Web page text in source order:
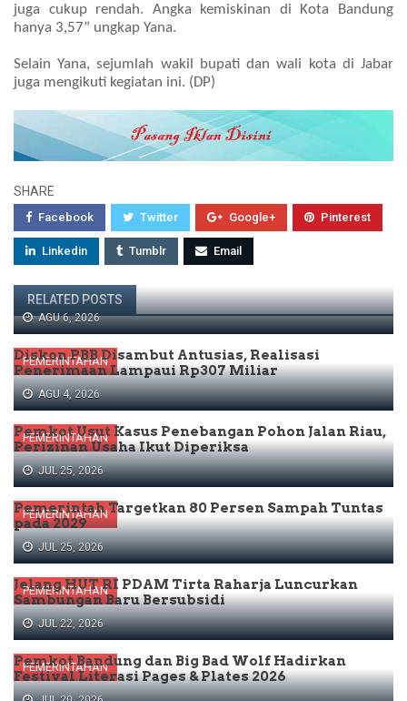
juga cukup rendah. Angka kemiskinan di Kota Bandung
hanya 3,57” ungkap Yana.
Selain Yana, sejumlah wakil bupati dan wali kota di Jabar
juga mengikuti kegiatan ini. (DP)
SHARE
Facebook Twitter Google+ Pinterest
Linkedin Tumblr Email
RELATED POSTS
PEMERINTAHAN
AGU 6, 2026
Diskon PBB Disambut Antusias, Realisasi
Penerimaan Lampaui Rp307 Miliar
PEMERINTAHAN
AGU 4, 2026
Pemkot Usut Kasus Penebangan Pohon Jalan Riau,
Perizinan Usaha Ikut Diperiksa
PEMERINTAHAN
JUL 25, 2026
Pemerintah Targetkan 80 Persen Sampah Tuntas
pada 2029
PEMERINTAHAN
JUL 25, 2026
Jelang HUT RI PDAM Tirta Raharja Luncurkan
Sambungan Baru Bersubsidi
PEMERINTAHAN
JUL 22, 2026
Pemkot Bandung dan Big Bad Wolf Hadirkan
Festival Literasi Pages & Plates 2026